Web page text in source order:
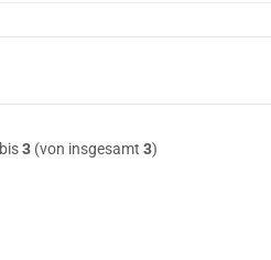
bis3(von insgesamt 3)